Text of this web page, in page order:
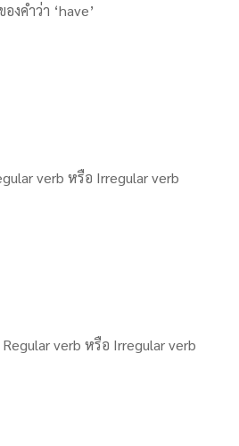
งคำว่า ‘have’
verb หรือ Irregular verb
verb หรือ Irregular verb